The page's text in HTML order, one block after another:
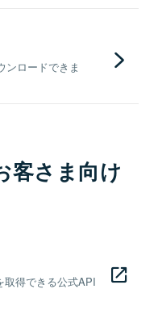
ンロードできま
客さま向け
取得できる公式API